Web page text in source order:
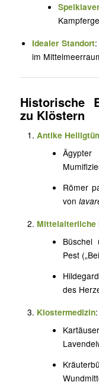
Idealer Standort
im
Historische
zu Klöstern
Antike
Römer
von
Mittelalterliche
Büschel
Pest
des
Klostermedizin: